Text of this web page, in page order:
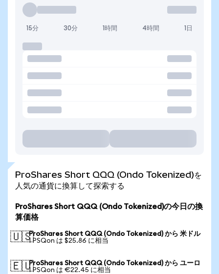
15分 30分 1時間 4時間 1日
ProShares Short QQQ (Ondo Tokenized)を
人気の通貨に換算して探索する
ProShares Short QQQ (Ondo Tokenized)の今日の換
算価格
🇺🇸ProShares Short QQQ (Ondo Tokenized) から 米ドル
1 PSQon は $25.86 に相当
🇪🇺ProShares Short QQQ (Ondo Tokenized) から ユーロ
1 PSQon は €22.45 に相当